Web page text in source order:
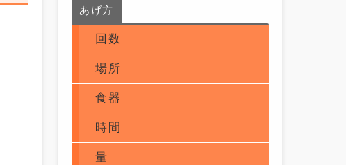
あげ方
回数
場所
食器
時間
量